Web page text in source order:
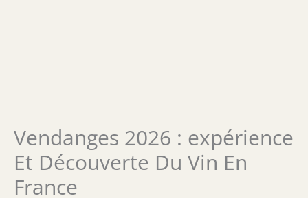
Vendanges 2026 : expérience
Et Découverte Du Vin En
France